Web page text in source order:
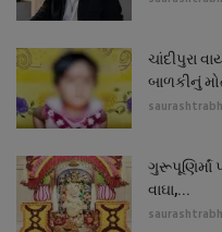
ચાંદીપુરા
બાળકીનું
ગુરૂપૂણિર્માં
વાઘા,...